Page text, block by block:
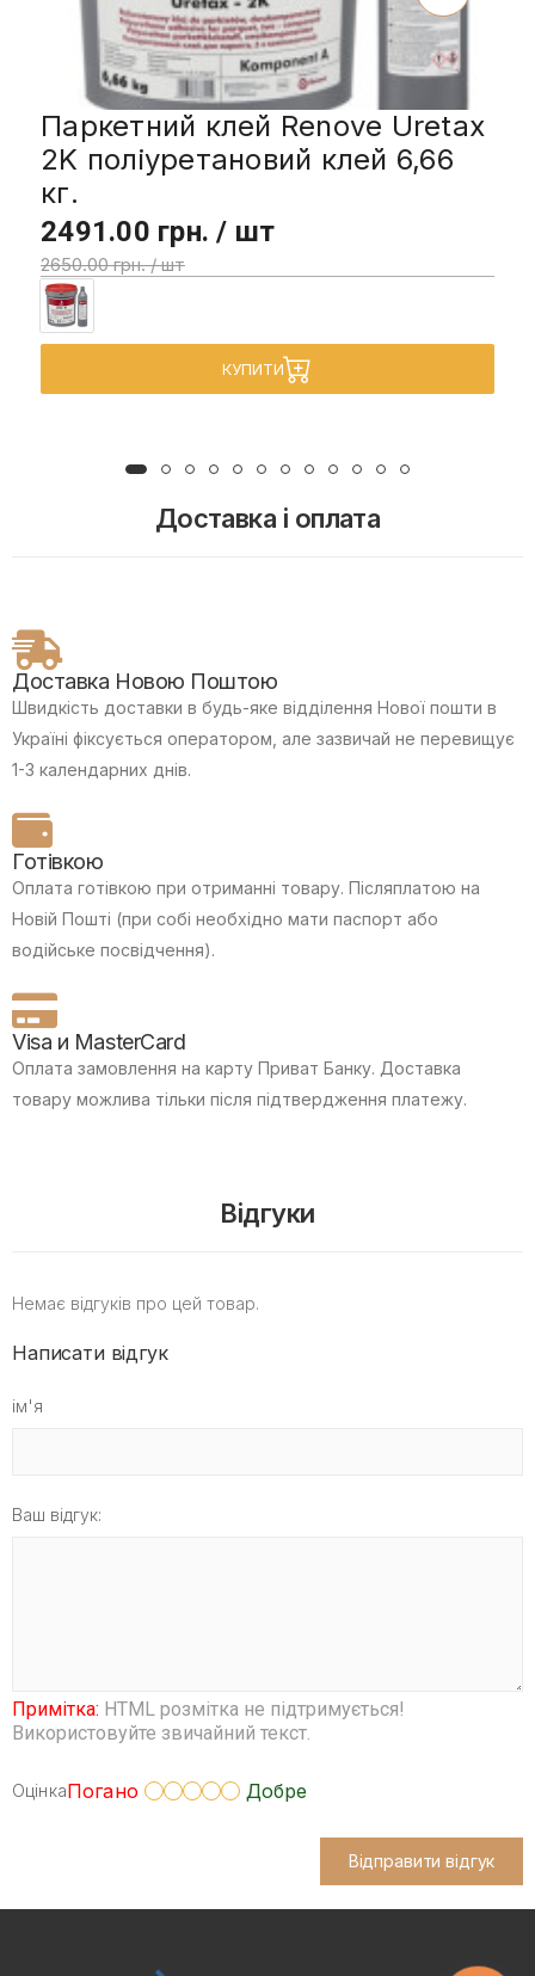
Паркетний клей Renove Uretax
2K поліуретановий клей 6,66
кг.
2491.00 грн. / шт
2650.00 грн. / шт
КУПИТИ
Доставка і оплата
Доставка Новою Поштою
Швидкість доставки в будь-яке відділення Нової пошти в
Україні фіксується оператором, але зазвичай не перевищує
1-3 календарних днів.
Готівкою
Оплата готівкою при отриманні товару. Післяплатою на
Новій Пошті (при собі необхідно мати паспорт або
водійське посвідчення).
Visa и MasterCard
Оплата замовлення на карту Приват Банку. Доставка
товару можлива тільки після підтвердження платежу.
Відгуки
Немає відгуків про цей товар.
Написати відгук
ім'я
Ваш відгук:
Примітка: HTML розмітка не підтримується!
Використовуйте звичайний текст.
ОцінкаПогано Добре
Відправити відгук